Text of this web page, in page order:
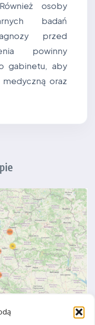
osoby
badań
przed
powinny
gabinetu, aby
oraz